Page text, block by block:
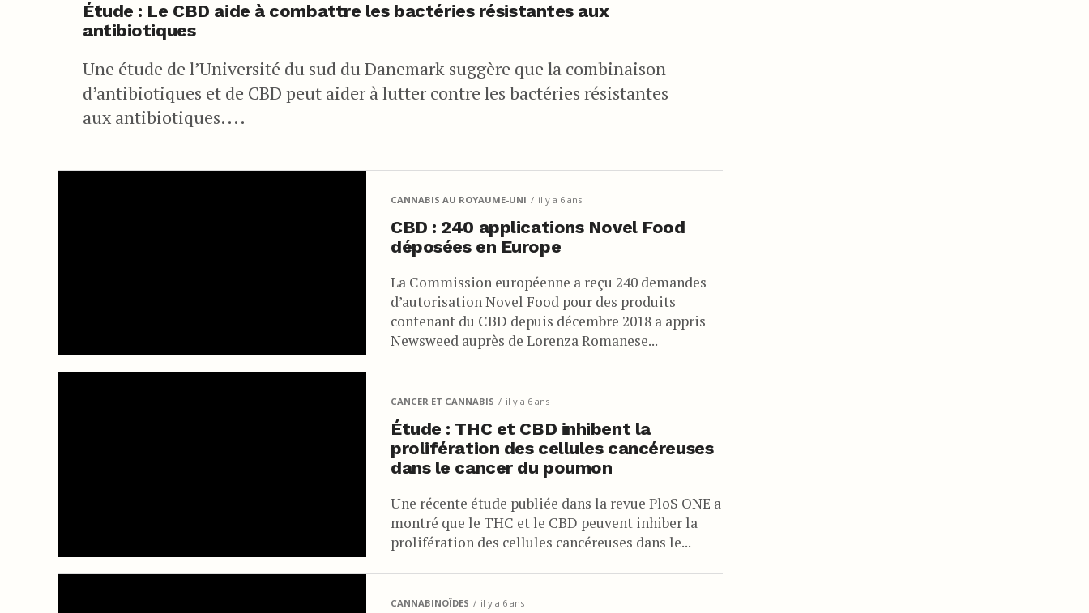
Étude : Le CBD aide à combattre les bactéries résistantes aux
antibiotiques
Une étude de l’Université du sud du Danemark suggère que la combinaison
d’antibiotiques et de CBD peut aider à lutter contre les bactéries résistantes
aux antibiotiques....
CANNABIS AU ROYAUME-UNI il y a 6 ans
CBD : 240 applications Novel Food
déposées en Europe
La Commission européenne a reçu 240 demandes
d’autorisation Novel Food pour des produits
contenant du CBD depuis décembre 2018 a appris
Newsweed auprès de Lorenza Romanese...
CANCER ET CANNABIS il y a 6 ans
Étude : THC et CBD inhibent la
prolifération des cellules cancéreuses
dans le cancer du poumon
Une récente étude publiée dans la revue PloS ONE a
montré que le THC et le CBD peuvent inhiber la
prolifération des cellules cancéreuses dans le...
CANNABINOÏDES il y a 6 ans